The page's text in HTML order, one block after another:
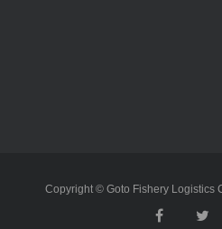
Copyright © Goto Fishery Logistics